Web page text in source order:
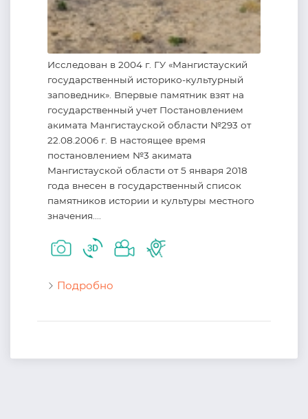
Исследован в 2004 г. ГУ «Мангистауский
государственный историко-культурный
заповедник». Впервые памятник взят на
государственный учет Постановлением
акимата Мангистауской области №293 от
22.08.2006 г. В настоящее время
постановлением №3 акимата
Мангистауской области от 5 января 2018
года внесен в государственный список
памятников истории и культуры местного
значения....
Подробно